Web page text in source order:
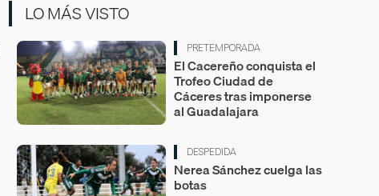
LO MÁS VISTO
PRETEMPORADA
El Cacereño conquista el
Trofeo Ciudad de
Cáceres tras imponerse
al Guadalajara
DESPEDIDA
Nerea Sánchez cuelga las
botas